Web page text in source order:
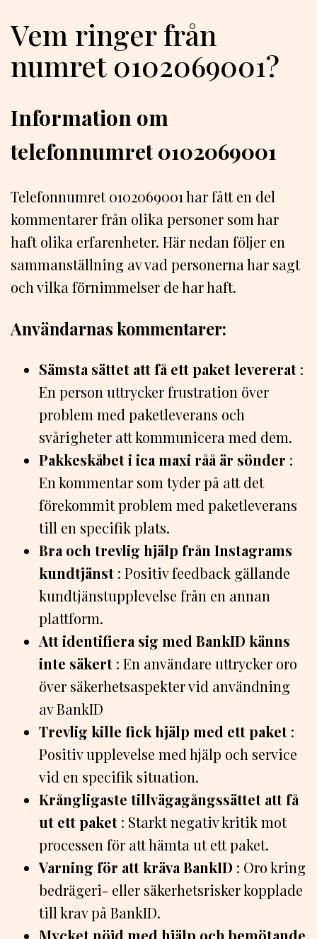
Vem ringer från
numret 0102069001?
Information om
telefonnumret 0102069001
Telefonnumret 0102069001 har fått en del
kommentarer från olika personer som har
haft olika erfarenheter. Här nedan följer en
sammanställning av vad personerna har sagt
och vilka förnimmelser de har haft.
Användarnas kommentarer:
Sämsta sättet att få ett paket levererat :
En person uttrycker frustration över
problem med paketleverans och
svårigheter att kommunicera med dem.
Pakkeskåbet i ica maxi råå är sönder :
En kommentar som tyder på att det
förekommit problem med paketleverans
till en specifik plats.
Bra och trevlig hjälp från Instagrams
kundtjänst : Positiv feedback gällande
kundtjänstupplevelse från en annan
plattform.
Att identifiera sig med BankID känns
inte säkert : En användare uttrycker oro
över säkerhetsaspekter vid användning
av BankID
Trevlig kille fick hjälp med ett paket :
Positiv upplevelse med hjälp och service
vid en specifik situation.
Krångligaste tillvägagångssättet att få
ut ett paket : Starkt negativ kritik mot
processen för att hämta ut ett paket.
Varning för att kräva BankID : Oro kring
bedrägeri- eller säkerhetsrisker kopplade
till krav på BankID.